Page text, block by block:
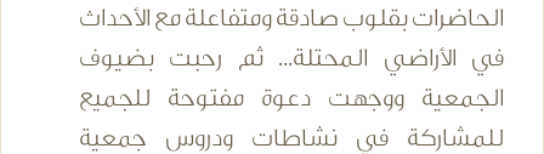
الحاضرات بقلوب صادقة ومتفاعلة مع الأحداث
في الأراضي المحتلة... ثم رحبت بضيوف
الجمعية ووجهت دعوة مفتوحة للجميع
للمشاركة في نشاطات ودروس جمعية